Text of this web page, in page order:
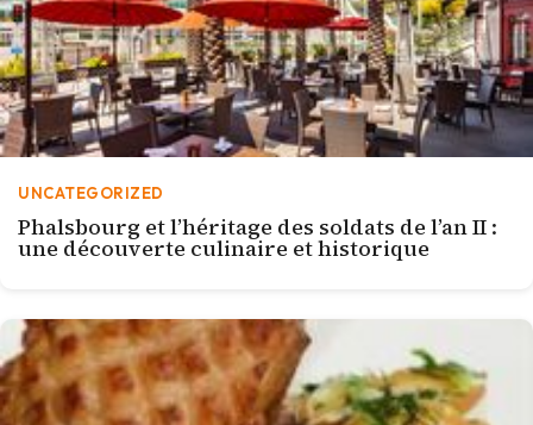
UNCATEGORIZED
Phalsbourg et l’héritage des soldats de l’an II :
une découverte culinaire et historique